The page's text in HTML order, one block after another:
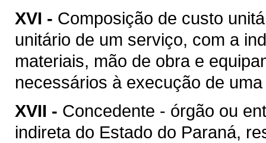
XVI - Composição de custo
unitário de um serviço, com a
materiais, mão de obra e
necessários à execução de
XVII - Concedente - órgão ou
indireta do Estado do Paraná,